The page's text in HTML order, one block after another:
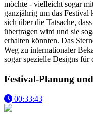
möchte - vielleicht sogar
ganzjährig um das Festival
sich über die Tatsache,
übertragen wird und sie
erhalten könnten. Das
Weg zu internationaler
sogar spezielle Designs für
Festival-Planung
00:33:43